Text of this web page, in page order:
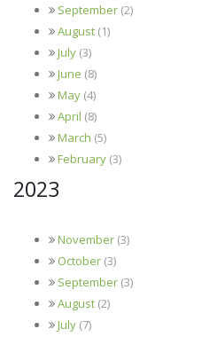
September (2)
August (1)
July (3)
June (8)
May (4)
April (8)
March (5)
February (3)
2023
November (3)
October (3)
September (3)
August (2)
July (7)